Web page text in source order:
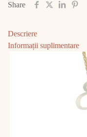
Share
Descriere
Informații suplimentare